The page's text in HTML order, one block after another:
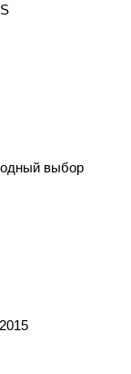
выбор